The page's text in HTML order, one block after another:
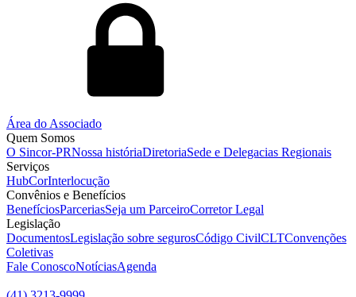
Área do Associado
Quem Somos
O Sincor-PRNossa históriaDiretoriaSede e Delegacias Regionais
Serviços
HubCorInterlocução
Convênios e Benefícios
BenefíciosParceriasSeja um ParceiroCorretor Legal
Legislação
DocumentosLegislação sobre segurosCódigo CivilCLTConvenções
Coletivas
Fale ConoscoNotíciasAgenda